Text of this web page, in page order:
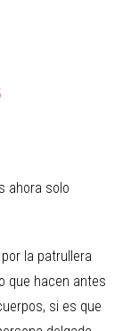
ahora solo
la patrullera
que hacen antes
si es que